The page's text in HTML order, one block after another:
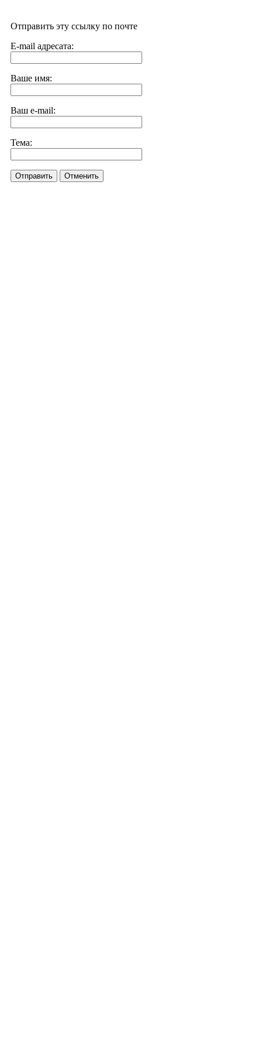
Отправить эту ссылку по почте
E-mail адресата:
Ваше имя:
Ваш e-mail:
Тема:
Отправить Отменить